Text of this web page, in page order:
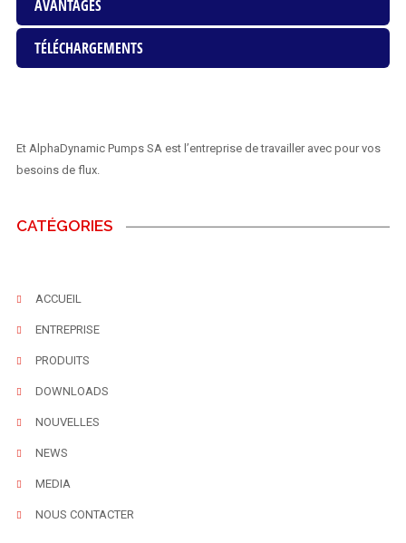
AVANTAGES
TÉLÉCHARGEMENTS
Et AlphaDynamic Pumps SA est l’entreprise de travailler avec pour vos
besoins de flux.
CATÉGORIES
ACCUEIL
ENTREPRISE
PRODUITS
DOWNLOADS
NOUVELLES
NEWS
MEDIA
NOUS CONTACTER